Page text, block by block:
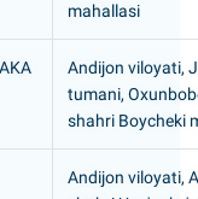
mahallasi
Andijon viloyati,
tumani,
shahri Boycheki
Andijon viloyati,